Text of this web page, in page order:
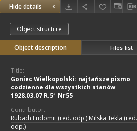
Hide details
Object structure
Object description Files list
Title:
Goniec Wielkopolski: najtańsze pismo
codzienne dla wszystkich stanów
1928.03.07 R.51 Nr55
Contributor:
Rubach Ludomir (red. odp.) Milska Tekla (red.
odp.)